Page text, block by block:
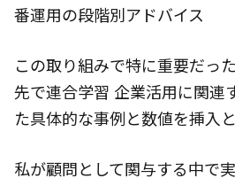
番運用の段階別アドバイス
この取り組みで特に重要だっ
先で連合学習 企業活用に関連
た具体的な事例と数値を挿入と
私が顧問として関与する中で